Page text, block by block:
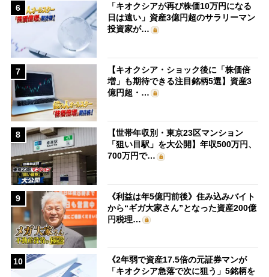
6
「キオクシアが再び株価10万円になる
日は遠い」資産3億円超のサラリーマン
投資家が…
7
【キオクシア・ショック後に「株価倍
増」も期待できる注目銘柄5選】資産3
億円超・…
8
【世帯年収別・東京23区マンション
「狙い目駅」を大公開】年収500万円、
700万円で…
9
《利益は年5億円前後》住み込みバイト
から“ギガ大家さん”となった資産200億
円税理…
10
《2年弱で資産17.5倍の元証券マンが
「キオクシア急落で次に狙う」5銘柄を